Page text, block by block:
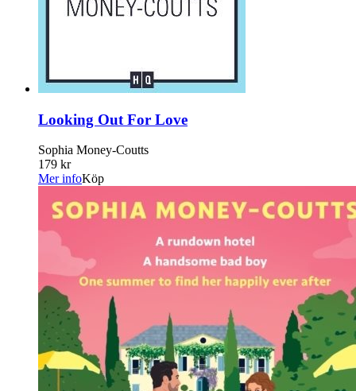
Looking Out For Love
Sophia Money-Coutts
179 kr
Mer infoKöp